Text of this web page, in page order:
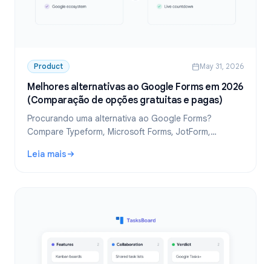
Product May 31, 2026
Melhores alternativas ao Google Forms em 2026
(Comparação de opções gratuitas e pagas)
Procurando uma alternativa ao Google Forms?
Compare Typeform, Microsoft Forms, JotForm,
de formulários gratuito para suas necessidades.
Leia mais
: Melhores alternativas ao Google Forms em 2026